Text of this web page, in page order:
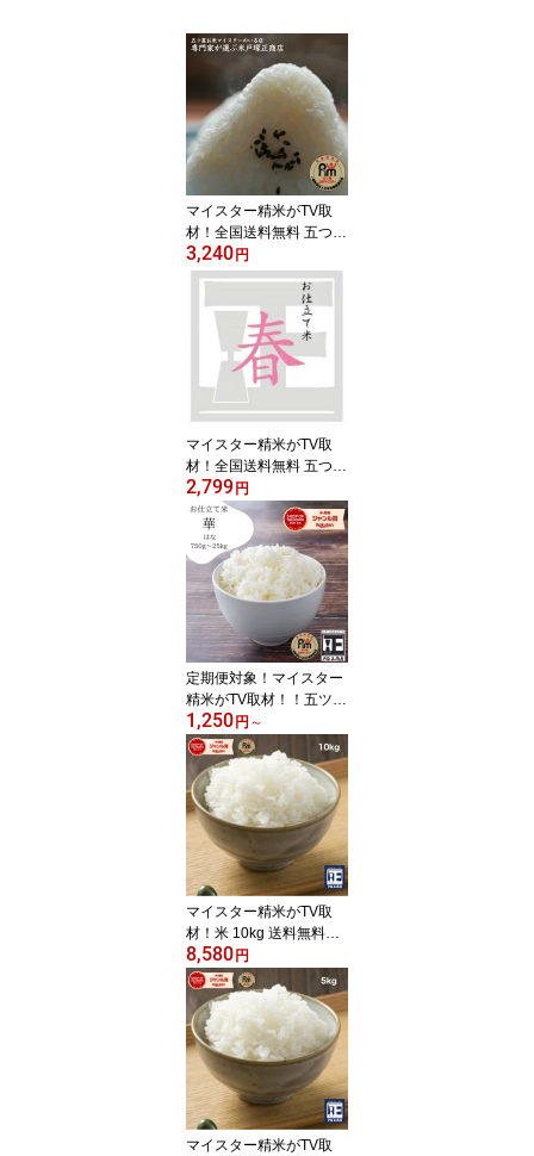
マイスター精米がTV取
材！全国送料無料 五つ星
お米マイスター お仕立
米 6種類 セット縁起
米おまけつき お試し
匠・粋「ミルキークイー
ンブレンド」技「つや姫
ブレンド」華「ひとめぼ
れブレンド」【新生活】
【福袋】450g×7種 3.1
5kg タイムセール
3,240円
マイスター精米がTV取
材！全国送料無料 五つ星
お米マイスター「お仕立
て米」シリーズ『春』2k
g 【ミルキークイーン】
【こしひかり】【ひとめ
ぼれ】【送料無料】お
米 おこめ 米 行楽 弁
当 花見
2,799円
定期便対象！マイスター
精米がTV取材！！五ツ星
お米マイスター「お仕立
て米」『華』はな 750g
1.5kg 2kg 5kg 10kg 15kg
20kg 25kg 【送料無料】
割引商品 ソーシャルギ
フト
1,250円 ～
マイスター精米がTV取
材！米 10kg 送料無料！
五つ星お米マイスター
「お仕立て米」シリーズ
『善』冬仕立て ぜん10
kg お仕立て米:善 【訳
あり】ホテル、給食キャ
ンセル分を販売いたしま
す。無地袋にて、エコ発
送となります。
8,580円
マイスター精米がTV取